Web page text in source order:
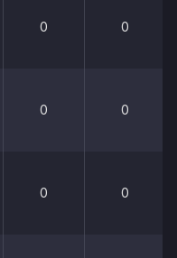
0 0
0 0
0 0